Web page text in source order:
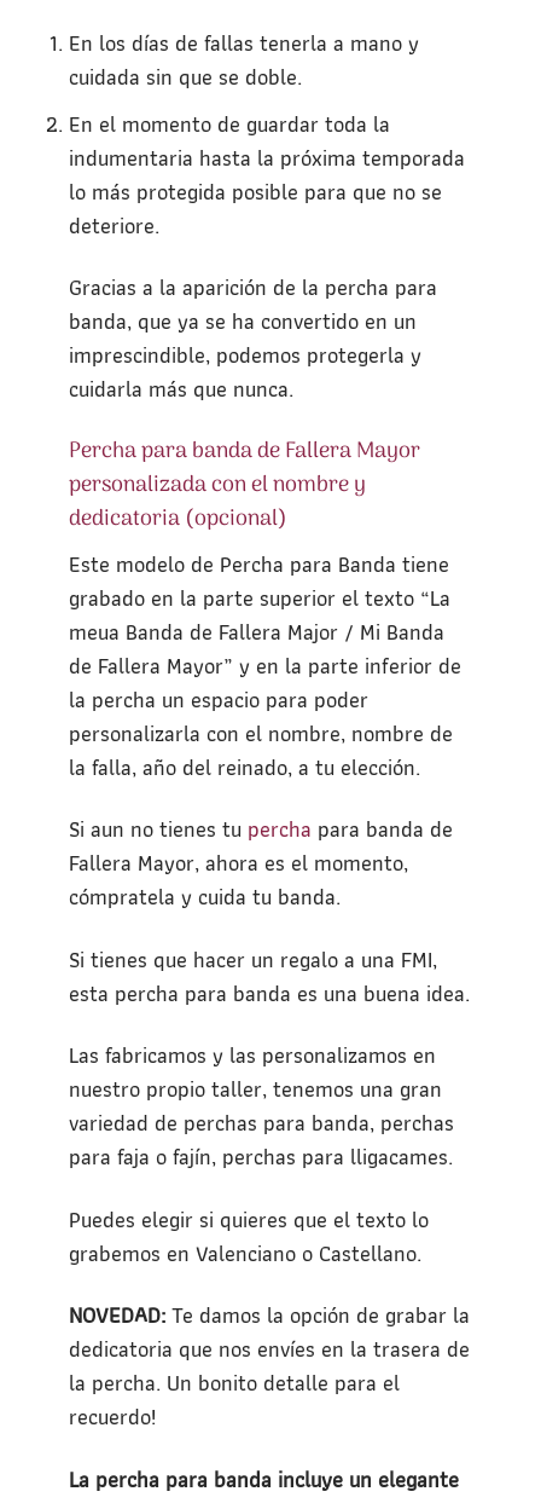
En los días de fallas tenerla a mano y
cuidada sin que se doble.
En el momento de guardar toda la
indumentaria hasta la próxima temporada
lo más protegida posible para que no se
deteriore.
Gracias a la aparición de la percha para
banda, que ya se ha convertido en un
imprescindible, podemos protegerla y
cuidarla más que nunca.
Percha para banda de Fallera Mayor
personalizada con el nombre y
dedicatoria (opcional)
Este modelo de Percha para Banda tiene
grabado en la parte superior el texto “La
meua Banda de Fallera Major / Mi Banda
de Fallera Mayor” y en la parte inferior de
la percha un espacio para poder
personalizarla con el nombre, nombre de
la falla, año del reinado, a tu elección.
Si aun no tienes tu percha para banda de
Fallera Mayor, ahora es el momento,
cómpratela y cuida tu banda.
Si tienes que hacer un regalo a una FMI,
esta percha para banda es una buena idea.
Las fabricamos y las personalizamos en
nuestro propio taller, tenemos una gran
variedad de perchas para banda, perchas
para faja o fajín, perchas para lligacames.
Puedes elegir si quieres que el texto lo
grabemos en Valenciano o Castellano.
NOVEDAD:Te damos la opción de grabar la
dedicatoria que nos envíes en la trasera de
la percha. Un bonito detalle para el
recuerdo!
La percha para banda incluye un elegante